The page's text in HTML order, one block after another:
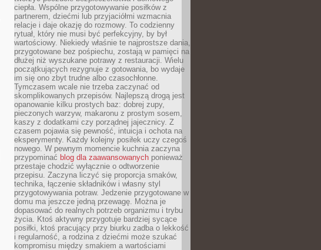
ciepła. Wspólne przygotowywanie posiłków z
partnerem, dziećmi lub przyjaciółmi wzmacnia
relacje i daje okazję do rozmowy. To codzienny
rytuał, który nie musi być perfekcyjny, by był
wartościowy. Niekiedy właśnie te najprostsze dania,
przygotowane bez pośpiechu, zostają w pamięci na
dłużej niż wyszukane potrawy z restauracji. Wielu
początkujących rezygnuje z gotowania, bo wydaje
im się ono zbyt trudne albo czasochłonne.
Tymczasem wcale nie trzeba zaczynać od
skomplikowanych przepisów. Najlepszą drogą jest
opanowanie kilku prostych baz: dobrej zupy,
pieczonych warzyw, makaronu z prostym sosem,
kaszy z dodatkami czy porządnej jajecznicy. Z
czasem pojawia się pewność, intuicja i ochota na
eksperymenty. Każdy kolejny posiłek uczy czegoś
nowego. W pewnym momencie kuchnia zaczyna
przypominać blog dla zaawansowanych ponieważ
przestaje chodzić wyłącznie o odtworzenie
przepisu. Zaczyna liczyć się proporcja smaków,
technika, łączenie składników i własny styl
przygotowywania potraw. Jedzenie przygotowane w
domu ma jeszcze jedną przewagę. Można je
dopasować do realnych potrzeb organizmu i trybu
życia. Ktoś aktywny przygotuje bardziej sycące
posiłki, ktoś pracujący przy biurku zadba o lekkość
i regularność, a rodzina z dziećmi może szukać
kompromisu między smakiem a wartościami